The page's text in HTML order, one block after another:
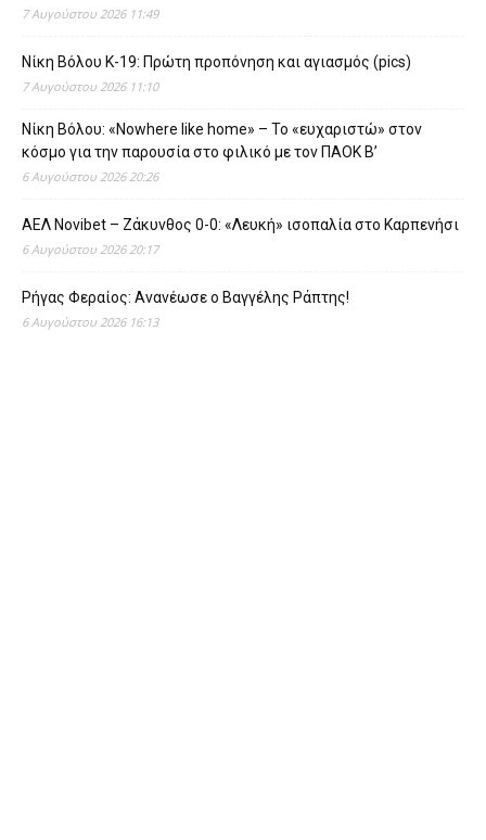
7 Αυγούστου 2026 11:49
Νίκη Βόλου Κ-19: Πρώτη προπόνηση και αγιασμός (pics)
7 Αυγούστου 2026 11:10
Νίκη Βόλου: «Nowhere like home» – Το «ευχαριστώ» στον
κόσμο για την παρουσία στο φιλικό με τον ΠΑΟΚ Β’
6 Αυγούστου 2026 20:26
ΑΕΛ Novibet – Ζάκυνθος 0-0: «Λευκή» ισοπαλία στο Καρπενήσι
6 Αυγούστου 2026 20:17
Ρήγας Φεραίος: Ανανέωσε ο Βαγγέλης Ράπτης!
6 Αυγούστου 2026 16:13